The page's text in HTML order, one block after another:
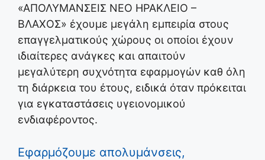
«ΑΠΟΛΥΜΑΝΣΕΙΣ ΝΕΟ ΗΡΑΚΛΕΙΟ –
ΒΛΑΧΟΣ» έχουμε μεγάλη εμπειρία στους
επαγγελματικούς χώρους οι οποίοι έχουν
ιδιαίτερες ανάγκες και απαιτούν
μεγαλύτερη συχνότητα εφαρμογών καθ όλη
τη διάρκεια του έτους, ειδικά όταν πρόκειται
για εγκαταστάσεις υγειονομικού
ενδιαφέροντος.
Εφαρμόζουμε απολυμάνσεις,